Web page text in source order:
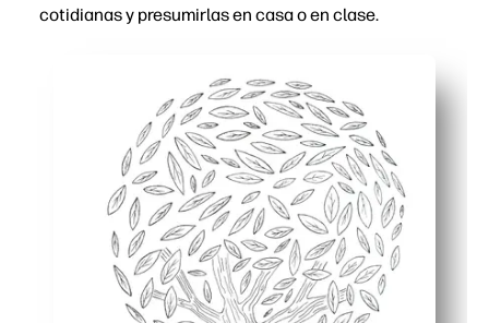
cotidianas y presumirlas en casa o en clase.
Reflexión significativa: los niños escriben o dibujan
Desarrollo de habilidades: aumenta el SEL, el
Flexible y listo para la pantalla: úselo para reuniones